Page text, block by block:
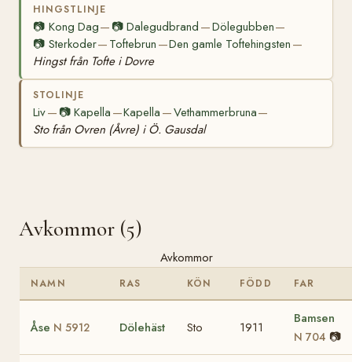
HINGSTLINJE
📷 Kong Dag— 📷Dalegudbrand —Dölegubben—
📷 Sterkoder— Toftebrun —Den gamle Toftehingsten —
Hingst från Tofte i Dovre
STOLINJE
Liv— 📷Kapella —Kapella —Vethammerbruna—
Sto från Ovren (Åvre) i Ö. Gausdal
Avkommor (5)
Avkommor
NAMN RAS KÖN FÖDD FAR
Åse N 5912 Dölehäst Sto 1911
Bamsen
N 704 📷